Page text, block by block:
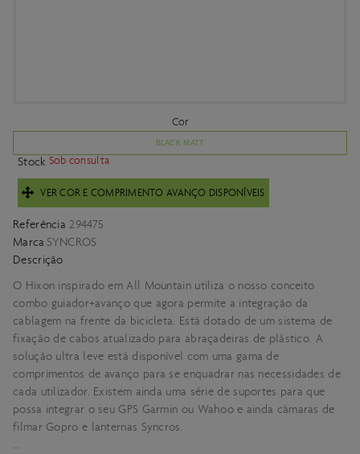
Cor
BLACK MATT
Stock Sob consulta
VER COR E COMPRIMENTO AVANÇO DISPONÍVEIS
Referência 294475
Marca SYNCROS
Descrição
O Hixon inspirado em All Mountain utiliza o nosso conceito
combo guiador+avanço que agora permite a integração da
cablagem na frente da bicicleta. Está dotado de um sistema de
fixação de cabos atualizado para abraçadeiras de plástico. A
solução ultra leve está disponível com uma gama de
comprimentos de avanço para se enquadrar nas necessidades de
cada utilizador. Existem ainda uma série de suportes para que
possa integrar o seu GPS Garmin ou Wahoo e ainda câmaras de
filmar Gopro e lanternas Syncros.